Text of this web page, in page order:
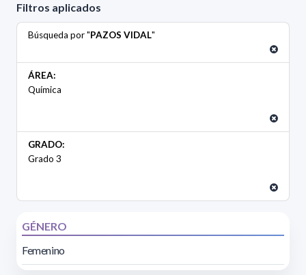
Filtros aplicados
Búsqueda por "PAZOS VIDAL"
ÁREA:
Química
GRADO:
Grado 3
GÉNERO
Femenino